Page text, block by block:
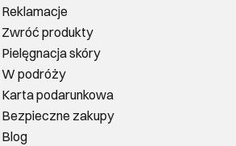
Reklamacje
Zwróć produkty
Pielęgnacja skóry
W podróży
Karta podarunkowa
Bezpieczne zakupy
Blog